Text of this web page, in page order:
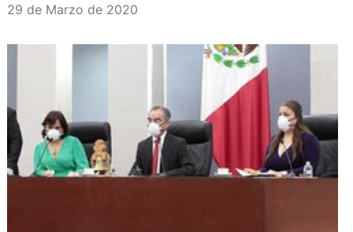
29 de Marzo de 2020